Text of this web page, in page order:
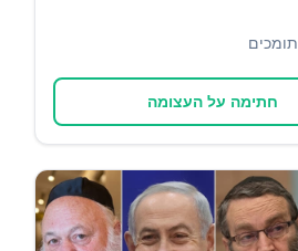
תומכים
חתימה על העצומה